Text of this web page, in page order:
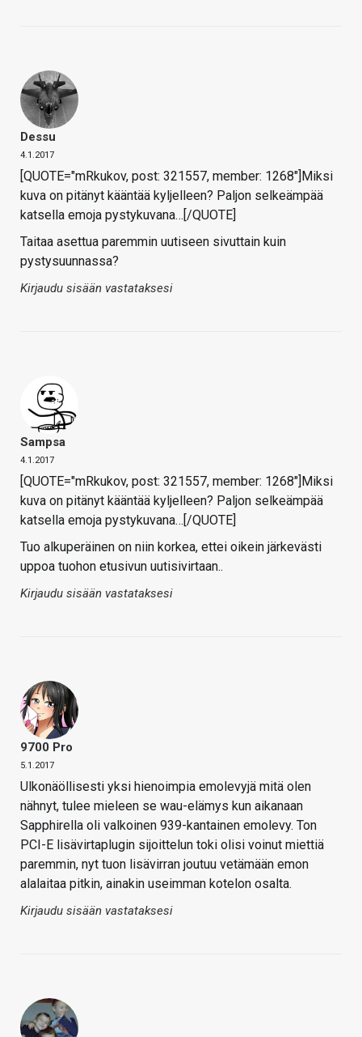
Dessu
4.1.2017
[QUOTE="mRkukov, post: 321557, member: 1268"]Miksi
kuva on pitänyt kääntää kyljelleen? Paljon selkeämpää
katsella emoja pystykuvana…[/QUOTE]
Taitaa asettua paremmin uutiseen sivuttain kuin
pystysuunnassa?
Kirjaudu sisään vastataksesi
Sampsa
4.1.2017
[QUOTE="mRkukov, post: 321557, member: 1268"]Miksi
kuva on pitänyt kääntää kyljelleen? Paljon selkeämpää
katsella emoja pystykuvana…[/QUOTE]
Tuo alkuperäinen on niin korkea, ettei oikein järkevästi
uppoa tuohon etusivun uutisivirtaan..
Kirjaudu sisään vastataksesi
9700 Pro
5.1.2017
Ulkonäöllisesti yksi hienoimpia emolevyjä mitä olen
nähnyt, tulee mieleen se wau-elämys kun aikanaan
Sapphirella oli valkoinen 939-kantainen emolevy. Ton
PCI-E lisävirtaplugin sijoittelun toki olisi voinut miettiä
paremmin, nyt tuon lisävirran joutuu vetämään emon
alalaitaa pitkin, ainakin useimman kotelon osalta.
Kirjaudu sisään vastataksesi